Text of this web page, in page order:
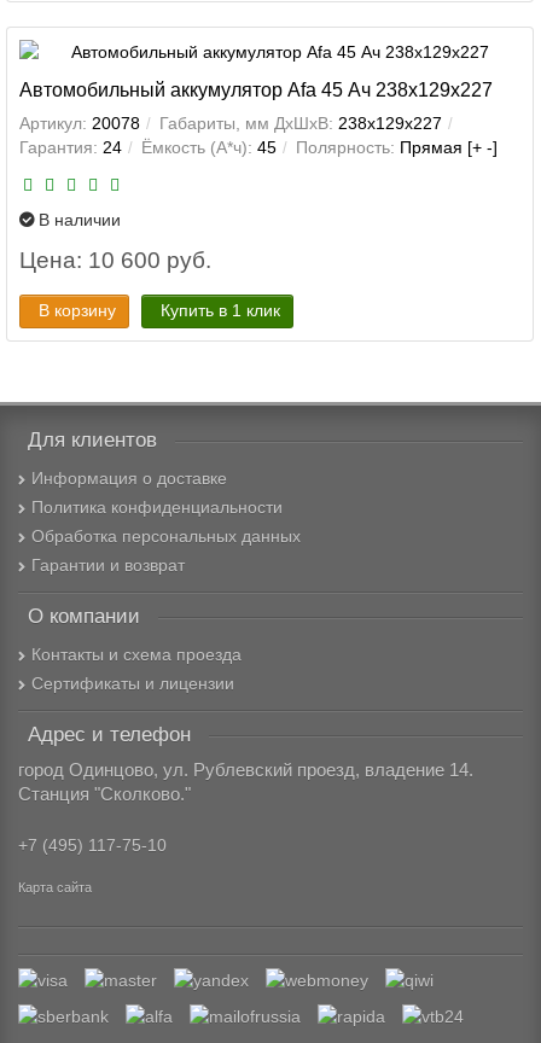
Автомобильный аккумулятор Afa 45 Ач 238x129x227
Артикул: 20078 Габариты, мм ДхШхВ: 238x129x227
Гарантия: 24 Ёмкость (А*ч): 45 Полярность: Прямая [+ -]
В наличии
Цена: 10 600 руб.
В корзину Купить в 1 клик
Для клиентов
Информация о доставке
Политика конфиденциальности
Обработка персональных данных
Гарантии и возврат
О компании
Контакты и схема проезда
Сертификаты и лицензии
Адрес и телефон
город Одинцово, ул. Рублевский проезд, владение 14.
Станция "Сколково."
+7 (495) 117-75-10
Карта сайта